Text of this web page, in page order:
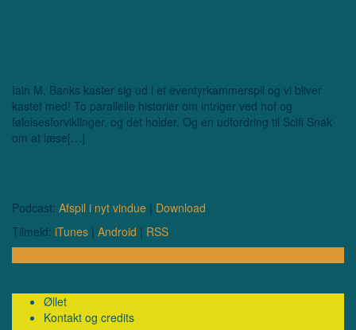
Iain M. Banks kaster sig ud i et eventyrkammerspil og vi bliver
kastet med! To parallelle historier om intriger ved hof og
følelsesforviklinger, og det holder. Og en udfordring til Scifi Snak
om at læse[…]
Podcast: Afspil i nyt vindue | Download
Tilmeld: iTunes | Android | RSS
Øllet
Kontakt og credits